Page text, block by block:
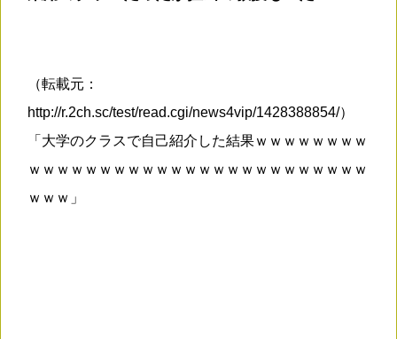
（転載元：
http://r.2ch.sc/test/read.cgi/news4vip/1428388854/）
「大学のクラスで自己紹介した結果ｗｗｗｗｗｗｗｗ
ｗｗｗｗｗｗｗｗｗｗｗｗｗｗｗｗｗｗｗｗｗｗｗｗ
ｗｗｗ」